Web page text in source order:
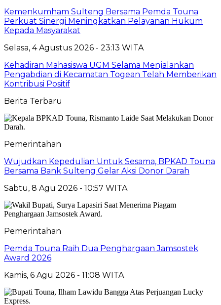
Kemenkumham Sulteng Bersama Pemda Touna
Perkuat Sinergi Meningkatkan Pelayanan Hukum
Kepada Masyarakat
Selasa, 4 Agustus 2026 - 23:13 WITA
Kehadiran Mahasiswa UGM Selama Menjalankan
Pengabdian di Kecamatan Togean Telah Memberikan
Kontribusi Positif
Berita Terbaru
Pemerintahan
Wujudkan Kepedulian Untuk Sesama, BPKAD Touna
Bersama Bank Sulteng Gelar Aksi Donor Darah
Sabtu, 8 Agu 2026 - 10:57 WITA
Pemerintahan
Pemda Touna Raih Dua Penghargaan Jamsostek
Award 2026
Kamis, 6 Agu 2026 - 11:08 WITA